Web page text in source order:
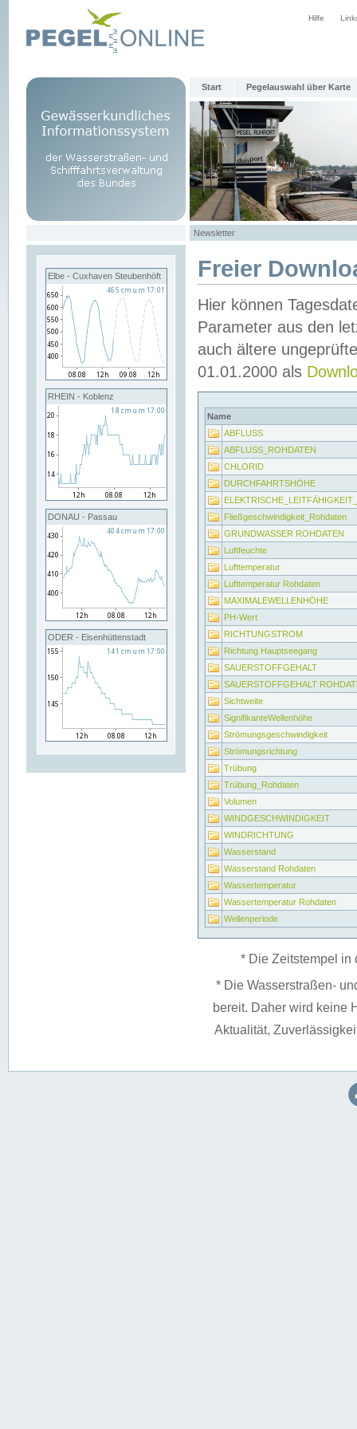
Hilfe
Start Pegelauswahl über Karte
Newsletter
Elbe - Cuxhaven Steubenhöft
RHEIN - Koblenz
DONAU - Passau
ODER - Eisenhüttenstadt
Freier
Hier können
Parameter aus den
auch ältere
01.01.2000 als
Name
ABFLUSS
ABFLUSS_ROHDATEN
CHLORID
DURCHFAHRTSHÖHE
Fließgeschwindigkeit_Rohdaten
GRUNDWASSER ROHDATEN
Luftfeuchte
Lufttemperatur
Lufttemperatur Rohdaten
MAXIMALEWELLENHÖHE
PH-Wert
RICHTUNGSTROM
Richtung Hauptseegang
SAUERSTOFFGEHALT
SAUERSTOFFGEHALT
Sichtweite
SignifikanteWellenhöhe
Strömungsgeschwindigkeit
Strömungsrichtung
Trübung
Trübung_Rohdaten
Volumen
WINDGESCHWINDIGKEIT
WINDRICHTUNG
Wasserstand
Wasserstand Rohdaten
Wassertemperatur
Wassertemperatur Rohdaten
Wellenperiode
* Die Zeitstempel in
* Die Wasserstraßen-
bereit. Daher wird keine
Aktualität,